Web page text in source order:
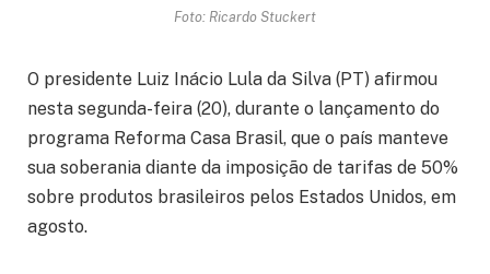
Foto: Ricardo Stuckert
O presidente Luiz Inácio Lula da Silva (PT) afirmou
nesta segunda-feira (20), durante o lançamento do
programa Reforma Casa Brasil, que o país manteve
sua soberania diante da imposição de tarifas de 50%
sobre produtos brasileiros pelos Estados Unidos, em
agosto.